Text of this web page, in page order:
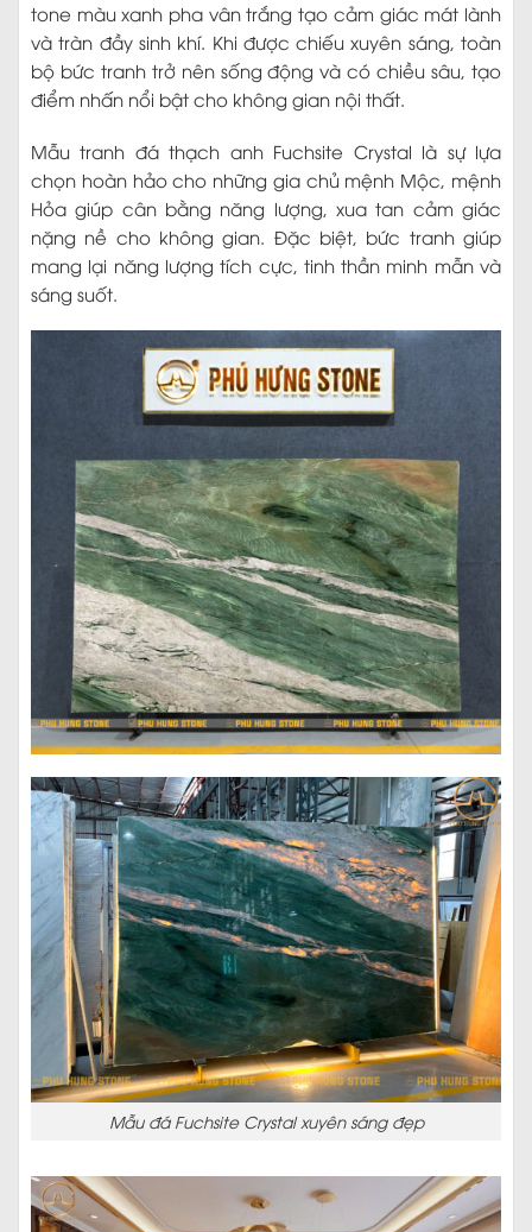
tone màu xanh pha vân trắng tạo cảm giác mát lành
và tràn đầy sinh khí. Khi được chiếu xuyên sáng, toàn
bộ bức tranh trở nên sống động và có chiều sâu, tạo
điểm nhấn nổi bật cho không gian nội thất.
Mẫu tranh đá thạch anh Fuchsite Crystal là sự lựa
chọn hoàn hảo cho những gia chủ mệnh Mộc, mệnh
Hỏa giúp cân bằng năng lượng, xua tan cảm giác
nặng nề cho không gian. Đặc biệt, bức tranh giúp
mang lại năng lượng tích cực, tinh thần minh mẫn và
sáng suốt.
Mẫu đá Fuchsite Crystal xuyên sáng đẹp